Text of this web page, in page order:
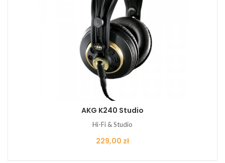
AKG K240 Studio
Hi-Fi & Studio
Cena
229,00 zł